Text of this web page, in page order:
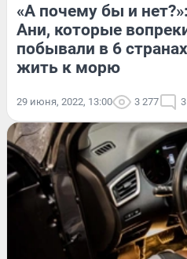
«А почему бы и
Ани, которые
побывали в 6
жить к морю
29 июня, 2022, 13:00 3 277 3